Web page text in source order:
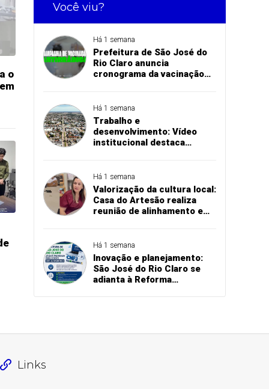
o
Você viu?
Há 1 semana
Prefeitura de São José do
Rio Claro anuncia
cronograma da vacinação
Há 1 semana
Trabalho e
desenvolvimento: Vídeo
institucional destaca
do Rio Claro
Há 1 semana
Valorização da cultura local:
Casa do Artesão realiza
reunião de alinhamento e
Rio Claro
Há 1 semana
Inovação e planejamento:
São José do Rio Claro se
adianta à Reforma
Links